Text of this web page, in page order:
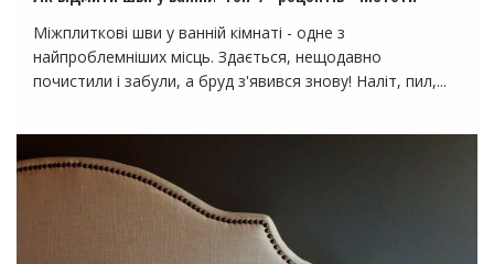
Міжплиткові шви у ванній кімнаті - одне з
найпроблемніших місць. Здається, нещодавно
почистили і забули, а бруд з'явився знову! Наліт, пил,...